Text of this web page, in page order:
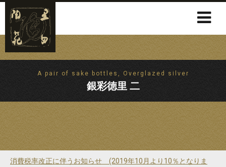
A pair of sake bottles, Overglazed silver
銀彩徳里 二
消費税率改正に伴うお知らせ (2019年10月より10％となりま